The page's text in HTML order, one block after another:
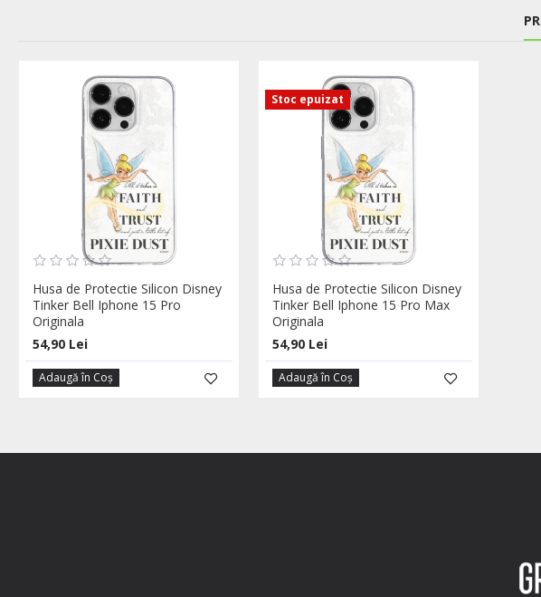
Husa de Protectie Silicon Disney
Tinker Bell Iphone 15 Pro
Originala
54,90 Lei
Adaugă în Coş
Stoc epuizat
Husa de Protectie Silicon Disney
Tinker Bell Iphone 15 Pro Max
Originala
54,90 Lei
Adaugă în Coş